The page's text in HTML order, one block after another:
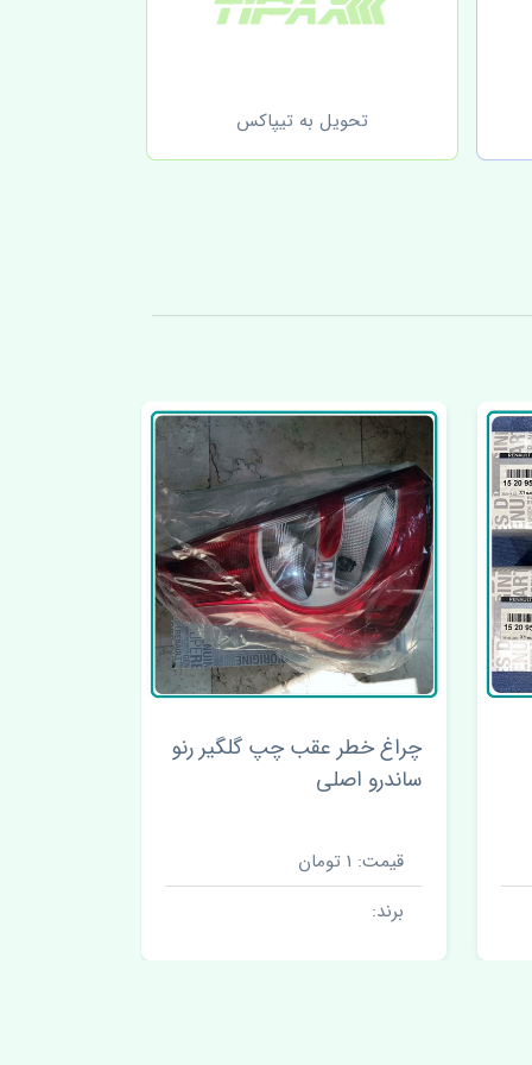
تحویل به تیپاکس
چراغ خطر عقب چپ گلگیر
پورشه کیمن اصلی
قیمت: 1 تومان
برند: